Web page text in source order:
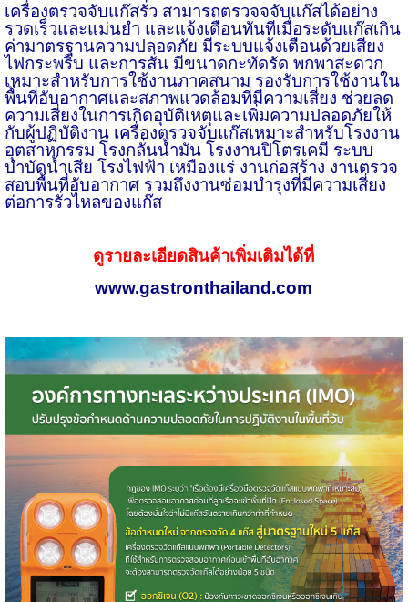
เครื่องตรวจจับแก๊สรั่ว สามารถตรวจจจับแก๊สได้อย่าง
รวดเร็วและแม่นยำ และแจ้งเตือนทันทีเมื่อระดับแก๊สเกิน
ค่ามาตรฐานความปลอดภัย มีระบบแจ้งเตือนด้วยเสียง
ไฟกระพริบ และการสั่น มีขนาดกะทัดรัด พกพาสะดวก
เหมาะสำหรับการใช้งานภาคสนาม รองรับการใช้งานใน
พื้นที่อับอากาศและสภาพแวดล้อมที่มีความเสี่ยง ช่วยลด
ความเสี่ยงในการเกิดอุบัติเหตุและเพิ่มความปลอดภัยให้
กับผู้ปฏิบัติงาน เครื่องตรวจจับแก๊สเหมาะสำหรับโรงงาน
อุตสาหกรรม โรงกลั่นน้ำมัน โรงงานปิโตรเคมี ระบบ
บำบัดน้ำเสีย โรงไฟฟ้า เหมืองแร่ งานก่อสร้าง งานตรวจ
สอบพื้นที่อับอากาศ รวมถึงงานซ่อมบำรุงที่มีความเสี่ยง
ต่อการรั่วไหลของแก๊ส
ดูรายละเอียดสินค้าเพิ่มเติมได้ที่
www.gastronthailand.com